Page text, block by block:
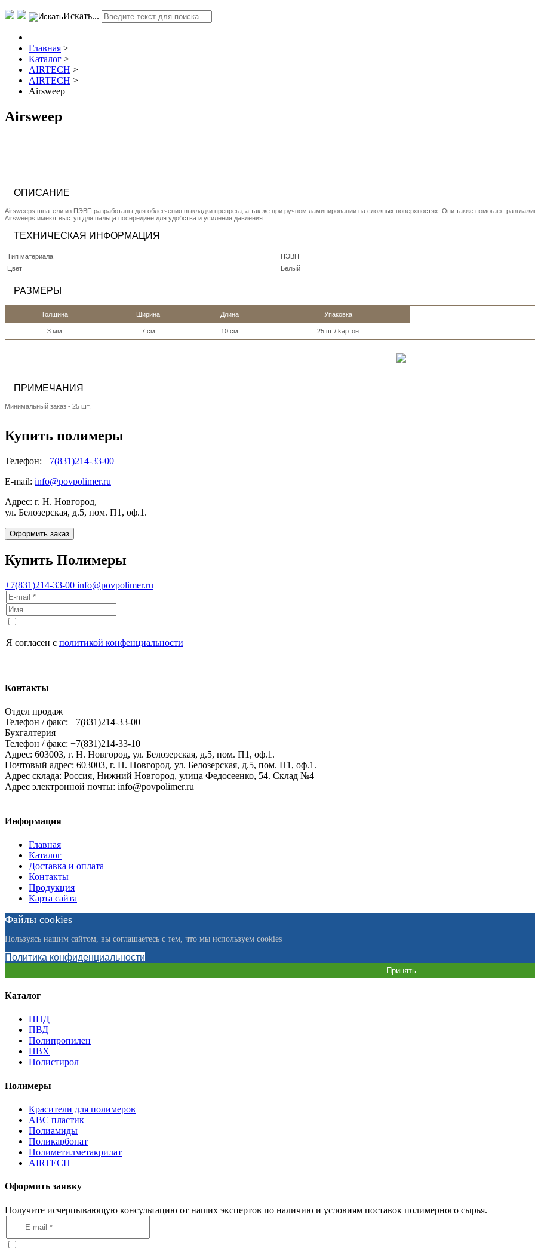
Искать...
Главная >
Каталог >
AIRTECH >
AIRTECH >
Airsweep
Airsweep
ОПИСАНИЕ
Airsweeps шпатели из ПЭВП разработаны для облегчения выкладки препрега, а так же при ручном ламинировании на сложных поверхностях. Они также помогают
Airsweeps имеют выступ для пальца посередине для удобства и усиления давления.
ТЕХНИЧЕСКАЯ ИНФОРМАЦИЯ
Тип материала
ПЭВП
Цвет
Белый
РАЗМЕРЫ
Толщина Ширина Длина Упаковка
3 мм 7 см 10 см 25 шт/ kартон
ПРИМЕЧАНИЯ
Минимальный заказ - 25 шт.
Купить полимеры
Телефон: +7(831)214-33-00
E-mail: info@povpolimer.ru
Адрес: г. Н. Новгород,
ул. Белозерская, д.5, пом. П1, оф.1.
Оформить заказ
Купить Полимеры
+7(831)214-33-00 info@povpolimer.ru
Я согласен с политикой конфенциальности
Контакты
Отдел продаж
Телефон / факс: +7(831)214-33-00
Бухгалтерия
Телефон / факс: +7(831)214-33-10
Адрес: 603003, г. Н. Новгород, ул. Белозерская, д.5, пом. П1, оф.1.
Почтовый адрес: 603003, г. Н. Новгород, ул. Белозерская, д.5, пом. П1, оф.1.
Адрес склада: Россия, Нижний Новгород, улица Федосеенко, 54. Склад №4
Адрес электронной почты: info@povpolimer.ru
Информация
Главная
Каталог
Доставка и оплата
Контакты
Продукция
Карта сайта
Файлы cookies
Пользуясь нашим сайтом, вы соглашаетесь с тем, что мы используем cookies
Политика конфиденциальности
Принять
Каталог
ПНД
ПВД
Полипропилен
ПВХ
Полистирол
Полимеры
Красители для полимеров
АВС пластик
Полиамиды
Поликарбонат
Полиметилметакрилат
AIRTECH
Оформить заявку
Получите исчерпывающую консультацию от наших экспертов по наличию и условиям поставок полимерного сырья.